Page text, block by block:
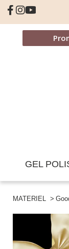
GEL
MATERIEL